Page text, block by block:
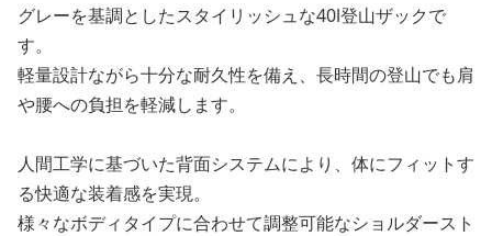
グレーを基調としたスタイリッシュな40l登山ザックで
す。
軽量設計ながら十分な耐久性を備え、長時間の登山でも肩
や腰への負担を軽減します。
人間工学に基づいた背面システムにより、体にフィットす
る快適な装着感を実現。
様々なボディタイプに合わせて調整可能なショルダースト